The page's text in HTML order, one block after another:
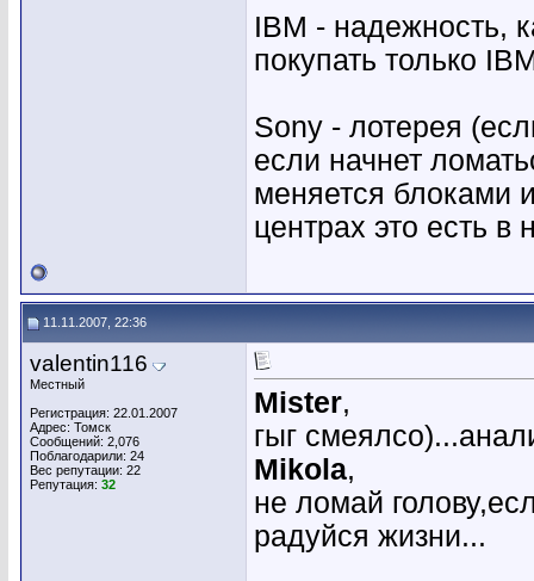
IBM - надежность,
покупать только
Sony - лотерея
если начнет
меняется блоками
центрах это есть в
11.11.2007, 22:36
valentin116
Местный
Регистрация: 22.01.2007
Адрес: Томск
Сообщений: 2,076
Поблагодарили: 24
Вес репутации: 22
Репутация: 32
Mister,
гыг
Mikola,
не ломай
радуйся жизни...